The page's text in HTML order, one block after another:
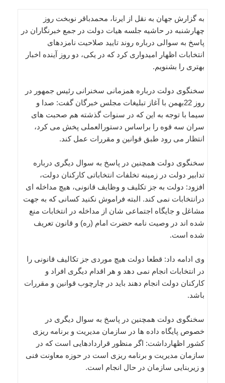
به گزارش جهان به نقل از ایرنا، محمدباقر نوبخت روز
چهارشنبه در حاشیه جلسه هیات دولت در جمع خبرنگاران در
پاسخ به سوالی درباره روند تایید صلاحیت نامزدهای
انتخابات اظهار امیدواری کرد که در یکی، دو روز آینده اخبار
بهتری را بشنویم.
سخنگوی دولت درباره همزمانی سخنرانی رئیس جمهور در
روز 22بهمن با آغاز تبلیغات مجلس خبرگان گفت: صدا و
سیما با توجه به این که در سنوات گذشته هم صحبت های
سران سه قوه را براساس دستورالعملی پخش می کرد،
انتظار می رود طبق قوانین و مقررات عمل کند.
سخنگوی دولت همچنین در پاسخ به سوال دیگری درباره
تدابیر دولت در زمینه تخلفات انتخاباتی کارکنان دولت،
افزود: دولت به جز تکلیف و وظایف قانونی، هیچ مداخله ای
درانتخابات نمی کند. البته فراموش نکنید کسانی که به جهت
مشاغل و جایگاه اجتماعی شان از مداخله در انتخابات منع
شده اند در وصیت نامه حضرت امام (ره) و قانون تعریف
شده است.
وی ادامه داد: قطعا دولت هیچ موردی جز تکالیف قانونی را
در انتخابات انجام نمی دهد و هر اقدام دیگری افراد و
کارکنان دولت انجام دهند باید در چارچوب قوانین و مقررات
باشد.
سخنگوی دولت همچنین در پاسخ به سوال دیگری در
خصوص پایگاه داده ها در سازمان مدیریت و برنامه ریزی
کشور اظهارداشت: اگر منظور قراردادهایی است که در
سازمان مدیریت و برنامه ریزی است در حوزه معاونت فنی
و زیربنایی سازمان در حال انجام است.